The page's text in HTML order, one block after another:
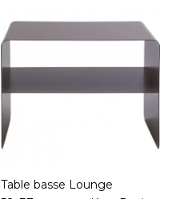
Table basse Lounge